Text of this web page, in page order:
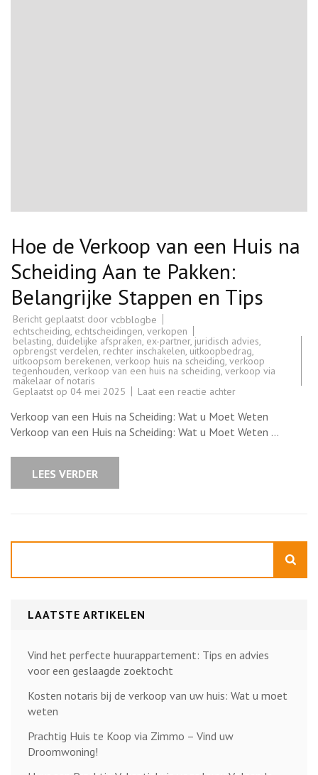
Hoe de Verkoop van een Huis na
Scheiding Aan te Pakken:
Belangrijke Stappen en Tips
Bericht geplaatst door vcbblogbe
echtscheiding, echtscheidingen, verkopen
belasting, duidelijke afspraken, ex-partner, juridisch advies,
opbrengst verdelen, rechter inschakelen, uitkoopbedrag,
uitkoopsom berekenen, verkoop huis na scheiding, verkoop
tegenhouden, verkoop van een huis na scheiding,verkoop via
makelaar of notaris
Geplaatst op 04 mei 2025 Laat een reactie achterop
de
Verkoop
van
een
Tips
Verkoop van een Huis na Scheiding: Wat u Moet Weten
Verkoop van een Huis na Scheiding: Wat u Moet Weten …
LEES VERDER
LAATSTE ARTIKELEN
Vind het perfecte huurappartement: Tips en advies
voor een geslaagde zoektocht
Kosten notaris bij de verkoop van uw huis: Wat u moet
weten
Prachtig Huis te Koop via Zimmo – Vind uw
Droomwoning!